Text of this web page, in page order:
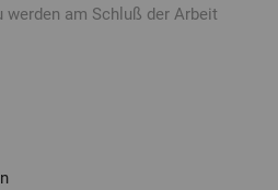
werden am Schluß der Arbeit